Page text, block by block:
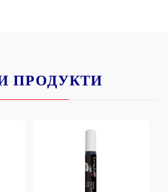
ПРОДУКТИ